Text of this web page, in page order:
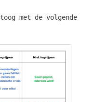
met de volgende